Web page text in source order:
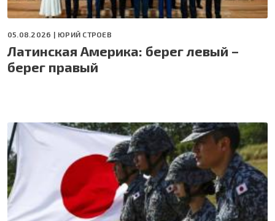
05.08.2026 | ЮРИЙ СТРОЕВ
Латинская Америка: берег левый –
берег правый